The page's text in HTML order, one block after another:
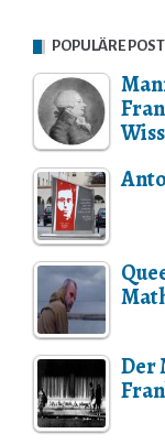
POPULÄRE
Der